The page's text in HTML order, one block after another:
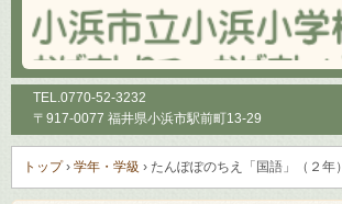
TEL.0770-52-3232
〒917-0077 福井県小浜市駅前町13-29
トップ› 学年・学級 › たんぽぽのちえ「国語」（２年）